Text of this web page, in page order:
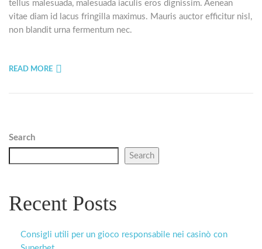
tellus malesuada, malesuada iaculis eros dignissim. Aenean
vitae diam id lacus fringilla maximus. Mauris auctor efficitur nisl,
non blandit urna fermentum nec.
READ MORE
Search
Search
Recent Posts
Consigli utili per un gioco responsabile nei casinò con